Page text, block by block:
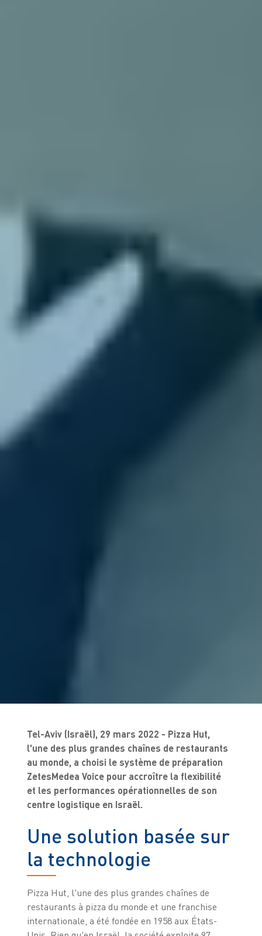
Tel-Aviv (Israël), 29 mars 2022 - Pizza Hut,
l'une des plus grandes chaînes de restaurants
au monde, a choisi le système de préparation
ZetesMedea Voice pour accroître la flexibilité
et les performances opérationnelles de son
centre logistique en Israël.
Une solution basée sur
la technologie
Pizza Hut, l'une des plus grandes chaînes de
restaurants à pizza du monde et une franchise
internationale, a été fondée en 1958 aux États-